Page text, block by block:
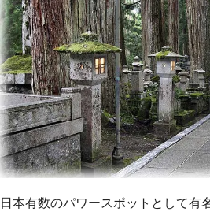
日本有数のパワースポットとして有